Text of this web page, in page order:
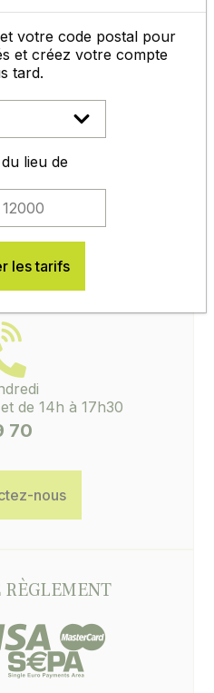
dans les
du produit, sont des
il faut dans certains cas
et l'altitude, afin de
correctement
période de froid ou de
il est indispensable
de certification avec le
éléments, aucune
ouverte.
SAV
de 14h à 17h30
70
nous
votre code postal pour
et créez votre compte
tard.
lieu de
les tarifs